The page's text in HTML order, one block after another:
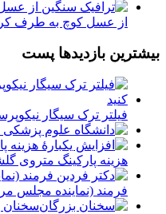
از عسل کوچ به طرف
بیشترین بازدیدها پست
فیلتر ترک سیگار
هزینه پارکینگ متروی
فرمند (نماينده مجلس
سخنان